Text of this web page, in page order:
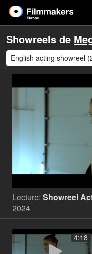
Showreels de
English acting showreel
Lecture: Showreel
2024
4:18